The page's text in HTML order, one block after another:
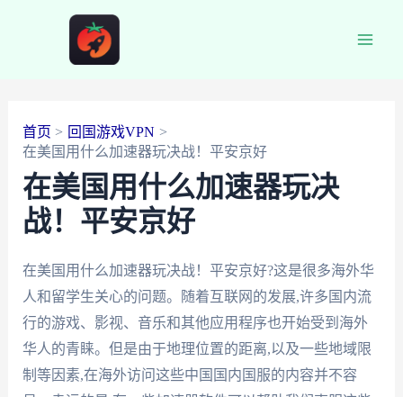
首页
回国游戏VPN
在美国用什么加速器玩决战！平安京好
在美国用什么加速器玩决
战！平安京好
在美国用什么加速器玩决战！平安京好?这是很多海外华
人和留学生关心的问题。随着互联网的发展,许多国内流
行的游戏、影视、音乐和其他应用程序也开始受到海外
华人的青睐。但是由于地理位置的距离,以及一些地域限
制等因素,在海外访问这些中国国内国服的内容并不容